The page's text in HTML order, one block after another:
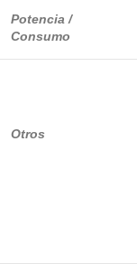
Potencia /
Consumo
Otros